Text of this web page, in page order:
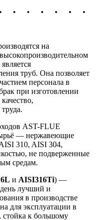
• • • • • • •
на
труб. Она позволяет
персонала в
при изготовлении
AST-FLUE
— нержавеющие
310, AISI 304,
не подверженные
средам.
и AISI316Ti) —
день лучший и
в производстве
для эксплуатации в
стойка к большому